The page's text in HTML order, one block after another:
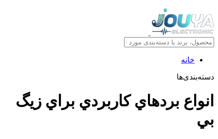
خانه
دسته‌بندی‌ها
انواع بردهاي کاربردي براي زيگ
بي